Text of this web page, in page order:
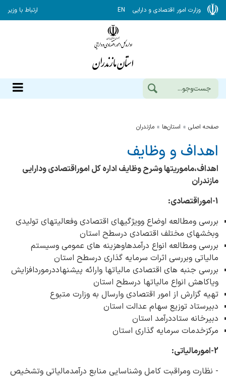
وزارت امور اقتصادی و دارایی EN ارتباط با وزیر
صفحه اصلی استان‌ها مازندران
اهداف و وظایف
اهداف،ماموریتها وشرح وظایف اداره کل اموراقتصادی ودارایی
مازندران
1-اموراقتصادی:
بررسی ومطالعه اوضاع وویژگیهای اقتصادی وفعالیتهای تولیدی
وبخشهای مختلف اقتصادی درسطح استان
بررسی ومطالعه انواع درآمدهاوهزینه های عمومی وسیستم
مالیاتی وبررسی اثرات سرمایه گذاری درسطح استان
بررسی جنبه های اقتصادی مالیاتها وارائه پیشنهاددرموردافزایش
ویاکاهش انواع مالیاتها درسطح استان
تهیه گزارش از امور اقتصادی وارسال به وزارت متبوع
دبیرستاد توزیع سهام عدالت استان
دبیرخانه ستاددرآمد استان
مرکزخدمات سرمایه گذاری استان
2-امورمالیاتی:
- نظارت ومراقبت کامل وشناسایی منابع درآمدمالیاتی وتشخیص